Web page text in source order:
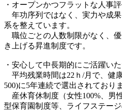
・オープンかつフラットな人事
年功序列ではなく、実力や成
系を整えています。
職位ごとの人数制限がなく、優
き上げる昇進制度です。
・安心して中長期的にご活躍い
平均残業時間は22ｈ/月で、健
500)に5年連続で選出されており
産休育休制度（女性100%、男
型保育園制度等、ライフステー